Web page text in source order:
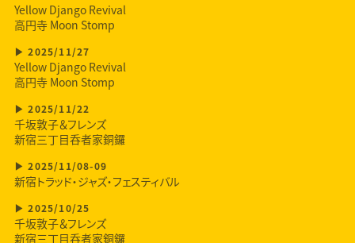
Yellow Django Revival
高円寺 Moon Stomp
2025/11/27
Yellow Django Revival
高円寺 Moon Stomp
2025/11/22
千坂敦子＆フレンズ
新宿三丁目呑者家銅鑼
2025/11/08-09
新宿トラッド・ジャズ・フェスティバル
2025/10/25
千坂敦子＆フレンズ
新宿三丁目呑者家銅鑼